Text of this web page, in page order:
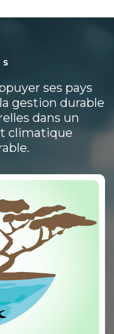
ses pays
gestion durable
dans un
climatique